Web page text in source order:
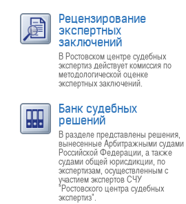
Рецензирование
экспертных
заключений
В Ростовском центре судебных
экспертиз действует комиссия по
методологической оценке
экспертных заключений.
Банк судебных
решений
В разделе представлены решения,
вынесенные Арбитражными судами
Российской Федерации, а также
судами общей юрисдикции, по
экспертизам, осуществленным с
участием экспертов СЧУ
"Ростовского центра судебных
экспертиз".